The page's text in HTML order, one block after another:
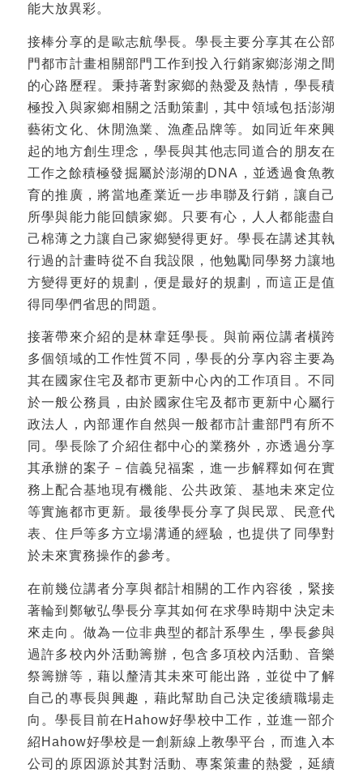
能大放異彩。
接棒分享的是歐志航學長。學長主要分享其在公部
門都市計畫相關部門工作到投入行銷家鄉澎湖之間
的心路歷程。秉持著對家鄉的熱愛及熱情，學長積
極投入與家鄉相關之活動策劃，其中領域包括澎湖
藝術文化、休閒漁業、漁產品牌等。如同近年來興
起的地方創生理念，學長與其他志同道合的朋友在
工作之餘積極發掘屬於澎湖的DNA，並透過食魚教
育的推廣，將當地產業近一步串聯及行銷，讓自己
所學與能力能回饋家鄉。只要有心，人人都能盡自
己棉薄之力讓自己家鄉變得更好。學長在講述其執
行過的計畫時從不自我設限，他勉勵同學努力讓地
方變得更好的規劃，便是最好的規劃，而這正是值
得同學們省思的問題。
接著帶來介紹的是林韋廷學長。與前兩位講者橫跨
多個領域的工作性質不同，學長的分享內容主要為
其在國家住宅及都市更新中心內的工作項目。不同
於一般公務員，由於國家住宅及都市更新中心屬行
政法人，內部運作自然與一般都市計畫部門有所不
同。學長除了介紹住都中心的業務外，亦透過分享
其承辦的案子－信義兒福案，進一步解釋如何在實
務上配合基地現有機能、公共政策、基地未來定位
等實施都市更新。最後學長分享了與民眾、民意代
表、住戶等多方立場溝通的經驗，也提供了同學對
於未來實務操作的參考。
在前幾位講者分享與都計相關的工作內容後，緊接
著輪到鄭敏弘學長分享其如何在求學時期中決定未
來走向。做為一位非典型的都計系學生，學長參與
過許多校內外活動籌辦，包含多項校內活動、音樂
祭籌辦等，藉以釐清其未來可能出路，並從中了解
自己的專長與興趣，藉此幫助自己決定後續職場走
向。學長目前在Hahow好學校中工作，並進一部介
紹Hahow好學校是一創新線上教學平台，而進入本
公司的原因源於其對活動、專案策畫的熱愛，延續